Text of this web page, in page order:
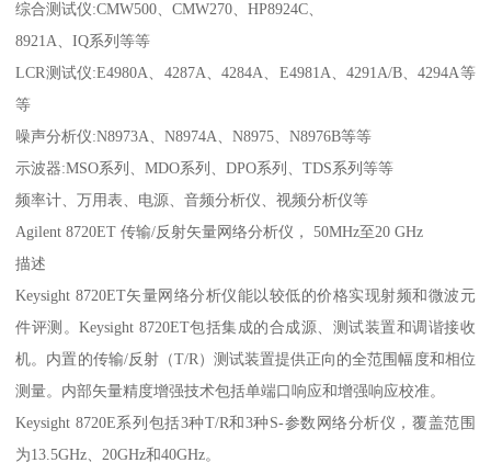
综合测试仪:CMW500、CMW270、HP8924C、
8921A、IQ系列等等
LCR测试仪:E4980A、4287A、4284A、E4981A、4291A/B、4294A等
等
噪声分析仪:N8973A、N8974A、N8975、N8976B等等
示波器:MSO系列、MDO系列、DPO系列、TDS系列等等
频率计、万用表、电源、音频分析仪、视频分析仪等
Agilent 8720ET 传输/反射矢量网络分析仪， 50MHz至20 GHz
描述
Keysight 8720ET矢量网络分析仪能以较低的价格实现射频和微波元
件评测。Keysight 8720ET包括集成的合成源、测试装置和调谐接收
机。内置的传输/反射（T/R）测试装置提供正向的全范围幅度和相位
测量。内部矢量精度增强技术包括单端口响应和增强响应校准。
Keysight 8720E系列包括3种T/R和3种S-参数网络分析仪，覆盖范围
为13.5GHz、20GHz和40GHz。